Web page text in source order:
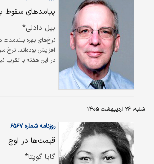
پیامدهای سقوط
بیل دادلی*
نرخ‌های بهره بلندمدت
در این هفته با تقریبا
دانست؟
شنبه، ۲۶ اردیبهشت ۱۴۰۵
روزنامه شماره ۶۵۶۷
قیمت‌ها در اوج
گایا گوپتا*